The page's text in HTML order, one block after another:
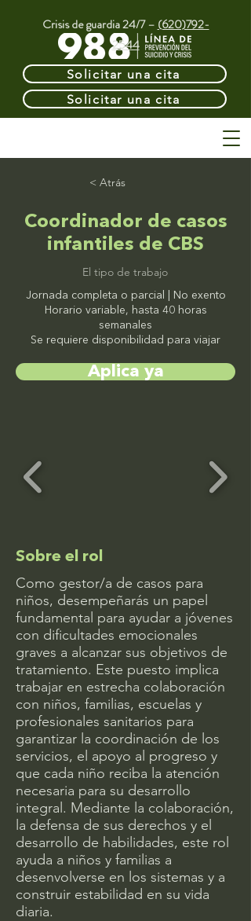
Solicitar una cita
Solicitar una cita
Crisis de guardia 24/7 – (620)792-
2544
< Atrás
Coordinador de casos
infantiles de CBS
El tipo de trabajo
Jornada completa o parcial | No exento
Horario variable, hasta 40 horas
semanales
Se requiere disponibilidad para viajar
Aplica ya
Sobre el rol
Como gestor/a de casos para
niños, desempeñarás un papel
fundamental para ayudar a jóvenes
con dificultades emocionales
graves a alcanzar sus objetivos de
tratamiento. Este puesto implica
trabajar en estrecha colaboración
con niños, familias, escuelas y
profesionales sanitarios para
garantizar la coordinación de los
servicios, el apoyo al progreso y
que cada niño reciba la atención
necesaria para su desarrollo
integral. Mediante la colaboración,
la defensa de sus derechos y el
desarrollo de habilidades, este rol
ayuda a niños y familias a
desenvolverse en los sistemas y a
construir estabilidad en su vida
diaria.